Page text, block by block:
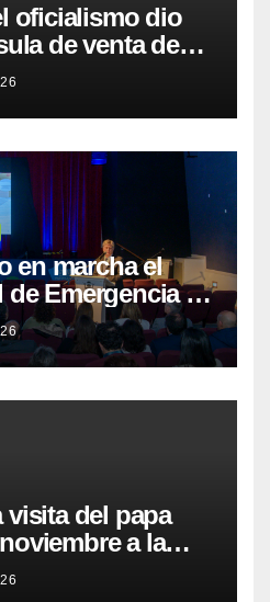
oficialismo dio
de venta de
para salvar la
en marcha el
Emergencia en
del papa
a la